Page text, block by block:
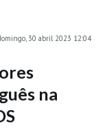
30 abril 2023 12:04
na